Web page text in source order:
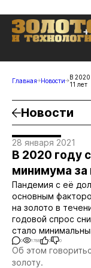
Главная Новости
В 2020
11 лет
Новости
28 января 2021
В 2020 году
минимума за
Пандемия с её
основным
на золото в
годовой спрос
стало
0 1788 0 0
Об этом
золоту.